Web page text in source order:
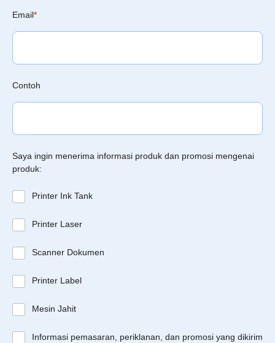
Email*
Contoh
Saya ingin menerima informasi produk dan promosi mengenai
produk:
Printer Ink Tank
Printer Laser
Scanner Dokumen
Printer Label
Mesin Jahit
Informasi pemasaran, periklanan, dan promosi yang dikirim